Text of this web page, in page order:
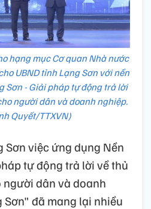
hạng mục Cơ quan Nhà nước
UBND tỉnh Lạng Sơn với nền
Sơn - Giải pháp tự động trả lời
người dân và doanh nghiệp.
Quyết/TTXVN)
Sơn việc ứng dụng Nền
tự động trả lời về thủ
dân và doanh
Sơn" đã mang lại nhiều